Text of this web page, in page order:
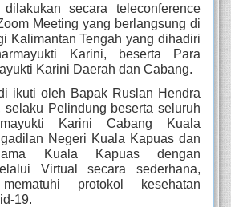
secara teleconference
Meeting yang berlangsung di
Kalimantan Tengah yang dihadiri
Karini, beserta Para
Karini Daerah dan Cabang.
ikuti oleh Bapak Ruslan Hendra
selaku Pelindung beserta seluruh
Karini Cabang Kuala
Negeri Kuala Kapuas dan
Kuala Kapuas dengan
Virtual secara sederhana,
protokol kesehatan
19.